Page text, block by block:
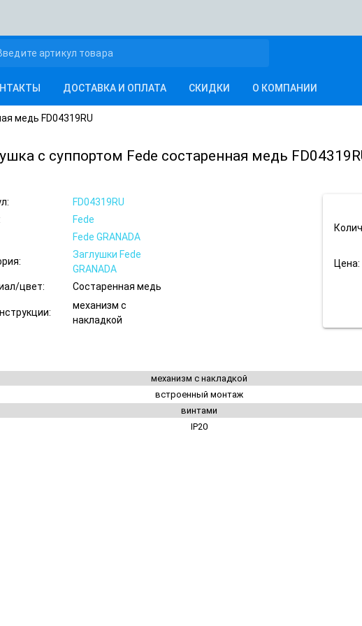
ДОСТАВКА И ОПЛАТА СКИДКИ О КОМПАНИИ
медь FD04319RU
с суппортом Fede состаренная медь
FD04319RU
Fede
Fede GRANADA
Заглушки Fede
GRANADA
цвет:
Состаренная медь
механизм с
накладкой
Цена:
механизм с накладкой
встроенный монтаж
винтами
IP20